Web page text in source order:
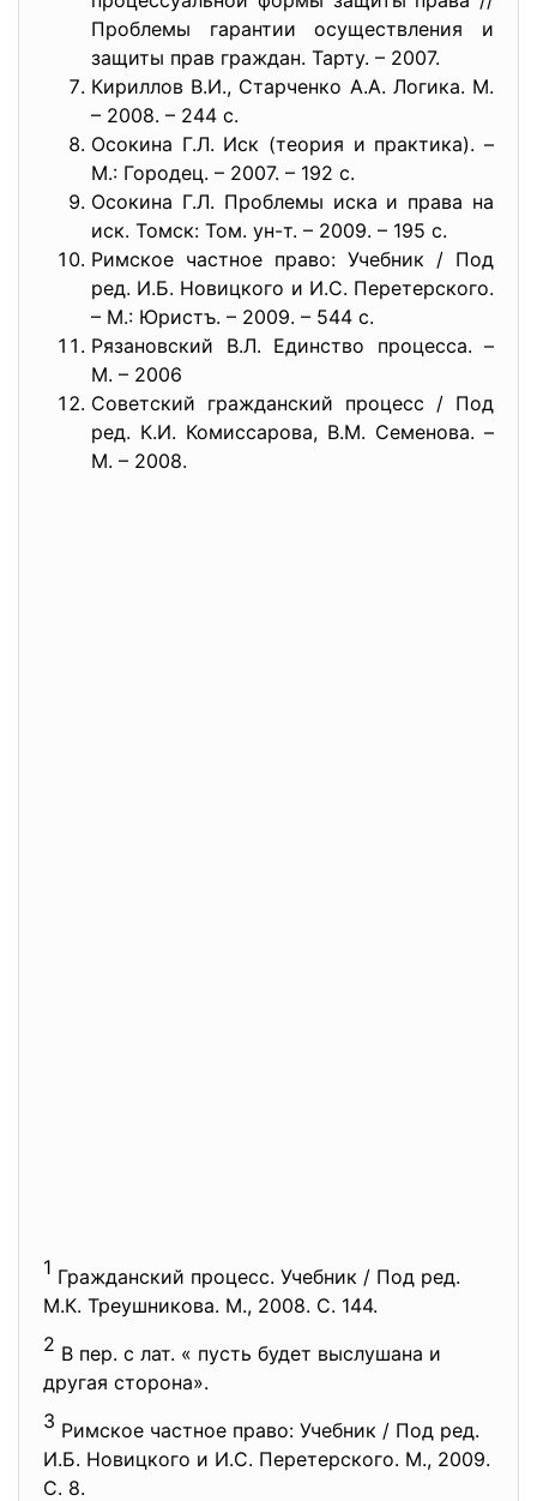
Проблемы гарантии осуществления и
защиты прав граждан. Тарту. – 2007.
Кириллов В.И., Старченко А.А. Логика. М.
– 2008. – 244 с.
Осокина Г.Л. Иск (теория и практика). –
М.: Городец. – 2007. – 192 с.
Осокина Г.Л. Проблемы иска и права на
иск. Томск: Том. ун-т. – 2009. – 195 с.
Римское частное право: Учебник / Под
ред. И.Б. Новицкого и И.С. Перетерского.
– М.: Юристъ. – 2009. – 544 с.
Рязановский В.Л. Единство процесса. –
М. – 2006
Советский гражданский процесс / Под
ред. К.И. Комиссарова, В.М. Семенова. –
М. – 2008.
1 Гражданский процесс. Учебник / Под ред.
М.К. Треушникова. М., 2008. С. 144.
2 В пер. с лат. « пусть будет выслушана и
другая сторона».
3 Римское частное право: Учебник / Под ред.
И.Б. Новицкого и И.С. Перетерского. М., 2009.
С. 8.